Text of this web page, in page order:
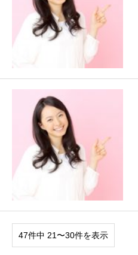
47件中 21〜30件を表示